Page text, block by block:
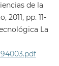
de la
pp. 11-
La